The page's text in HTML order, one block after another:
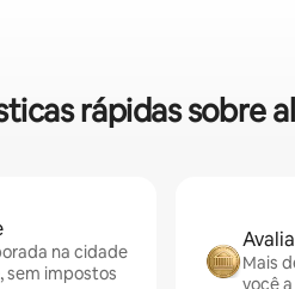
rápidas sobre
na cidade
sem impostos
Mais
você